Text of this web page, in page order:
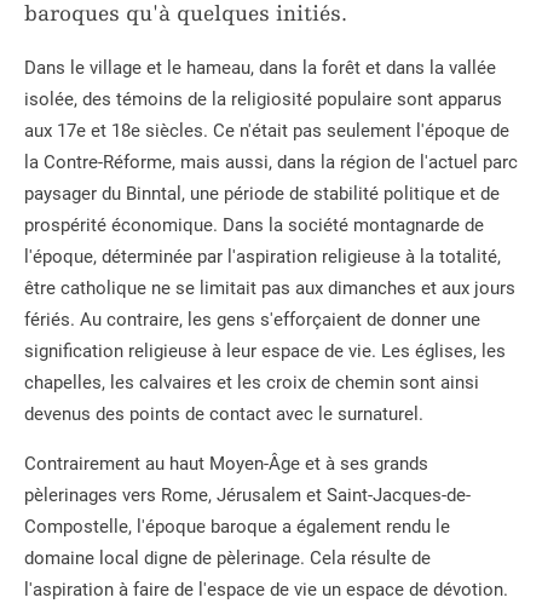
baroques qu'à quelques initiés.
Dans le village et le hameau, dans la forêt et dans la vallée
isolée, des témoins de la religiosité populaire sont apparus
aux 17e et 18e siècles. Ce n'était pas seulement l'époque de
la Contre-Réforme, mais aussi, dans la région de l'actuel parc
paysager du Binntal, une période de stabilité politique et de
prospérité économique. Dans la société montagnarde de
l'époque, déterminée par l'aspiration religieuse à la totalité,
être catholique ne se limitait pas aux dimanches et aux jours
fériés. Au contraire, les gens s'efforçaient de donner une
signification religieuse à leur espace de vie. Les églises, les
chapelles, les calvaires et les croix de chemin sont ainsi
devenus des points de contact avec le surnaturel.
Contrairement au haut Moyen-Âge et à ses grands
pèlerinages vers Rome, Jérusalem et Saint-Jacques-de-
Compostelle, l'époque baroque a également rendu le
domaine local digne de pèlerinage. Cela résulte de
l'aspiration à faire de l'espace de vie un espace de dévotion.